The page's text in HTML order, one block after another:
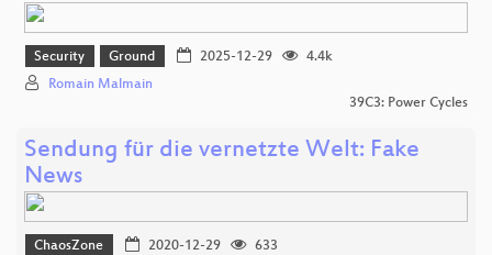
Security Ground 2025-12-29
4.4k
Romain Malmain
39C3: Power Cycles
Sendung für die vernetzte Welt: Fake
News
ChaosZone 2020-12-29
633